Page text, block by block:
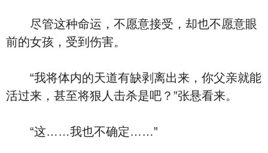
尽管这种命运，不愿意接受，却也不愿意眼
前的女孩，受到伤害。
“我将体内的天道有缺剥离出来，你父亲就能
活过来，甚至将狠人击杀是吧？”张悬看来。
“这……我也不确定……”